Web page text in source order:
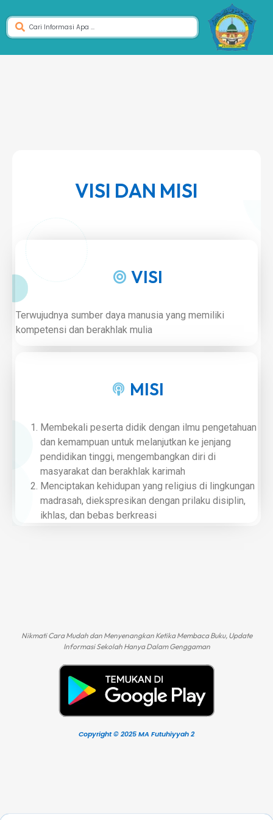
VISI DAN MISI
VISI
Terwujudnya sumber daya manusia yang memiliki
kompetensi dan berakhlak mulia
MISI
Membekali peserta didik dengan ilmu pengetahuan
dan kemampuan untuk melanjutkan ke jenjang
pendidikan tinggi, mengembangkan diri di
masyarakat dan berakhlak karimah
Menciptakan kehidupan yang religius di lingkungan
madrasah, diekspresikan dengan prilaku disiplin,
ikhlas, dan bebas berkreasi
Nikmati Cara Mudah dan Menyenangkan Ketika Membaca Buku, Update
Informasi Sekolah Hanya Dalam Genggaman
Copyright © 2025 MA Futuhiyyah 2